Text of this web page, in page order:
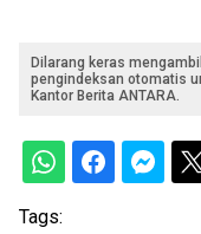
Dilarang keras
pengindeksan otomatis
Kantor Berita ANTARA.
Tags: